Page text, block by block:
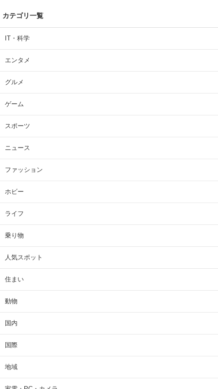
カテゴリ一覧
IT・科学
エンタメ
グルメ
ゲーム
スポーツ
ニュース
ファッション
ホビー
ライフ
乗り物
人気スポット
住まい
動物
国内
国際
地域